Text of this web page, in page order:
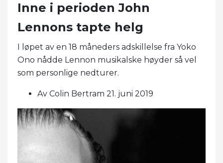
Inne i perioden John
Lennons tapte helg
I løpet av en 18 måneders adskillelse fra Yoko
Ono nådde Lennon musikalske høyder så vel
som personlige nedturer.
Av Colin Bertram 21. juni 2019